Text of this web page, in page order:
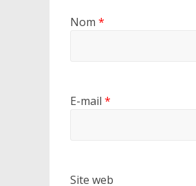
Nom *
E-mail *
Site web